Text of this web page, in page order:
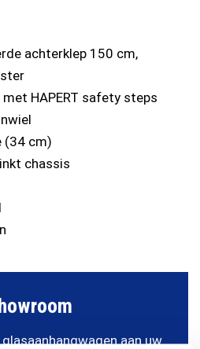
achterklep 150 cm,
HAPERT safety steps
(34 cm)
chassis
aan uw